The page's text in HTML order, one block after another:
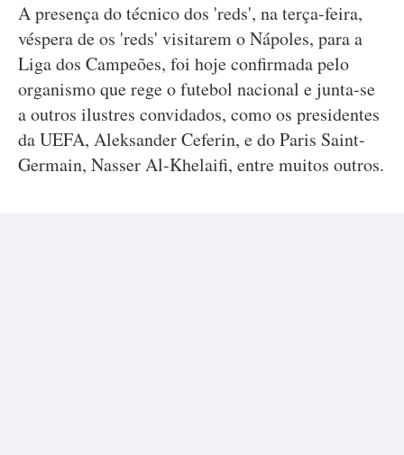
A presença do técnico dos 'reds', na terça-feira,
véspera de os 'reds' visitarem o Nápoles, para a
Liga dos Campeões, foi hoje confirmada pelo
organismo que rege o futebol nacional e junta-se
a outros ilustres convidados, como os presidentes
da UEFA, Aleksander Ceferin, e do Paris Saint-
Germain, Nasser Al-Khelaifi, entre muitos outros.